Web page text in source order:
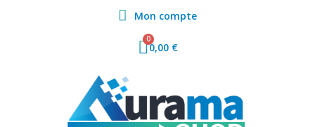
Mon compte
0,00 €